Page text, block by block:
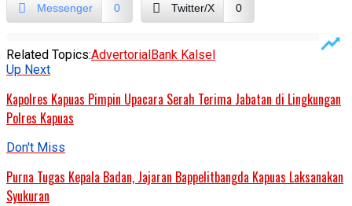
Messenger 0 Twitter/X 0
Related Topics:AdvertorialBank Kalsel
Up Next
Kapolres Kapuas Pimpin Upacara Serah Terima Jabatan di Lingkungan
Polres Kapuas
Don't Miss
Purna Tugas Kepala Badan, Jajaran Bappelitbangda Kapuas Laksanakan
Syukuran